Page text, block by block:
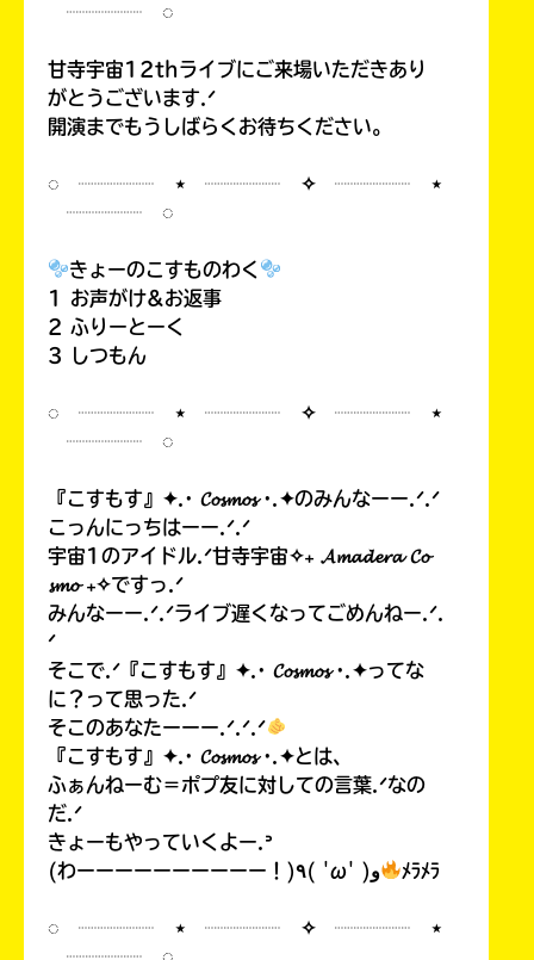
┈┈┈┈ ◌
甘寺宇宙12thライブにご来場いただきあり
がとうございます.ᐟ
開演までもうしばらくお待ちください。
◌ ┈┈┈┈ ⋆ ┈┈┈┈ ✧ ┈┈┈┈ ⋆
┈┈┈┈ ◌
きょーのこすものわく
1 お声がけ&お返事
2 ふりーとーく
3 しつもん
◌ ┈┈┈┈ ⋆ ┈┈┈┈ ✧ ┈┈┈┈ ⋆
┈┈┈┈ ◌
『こすもす』✦.· 𝓒𝓸𝓼𝓶𝓸𝓼 ·.✦のみんなーー.ᐟ.ᐟ
こっんにっちはーー.ᐟ.ᐟ
宇宙1のアイドル.ᐟ甘寺宇宙✧₊ 𝓐𝓶𝓪𝓭𝓮𝓻𝓪 𝓒𝓸
𝓼𝓶𝓸 ₊✧ですっ.ᐟ
みんなーー.ᐟ.ᐟライブ遅くなってごめんねー.ᐟ.
ᐟ
そこで.ᐟ『こすもす』✦.· 𝓒𝓸𝓼𝓶𝓸𝓼 ·.✦ってな
に？って思った.ᐟ
そこのあなたーーー.ᐟ.ᐟ.ᐟ
『こすもす』✦.· 𝓒𝓸𝓼𝓶𝓸𝓼 ·.✦とは、
ふぁんねーむ＝ポプ友に対しての言葉.ᐟなの
だ.ᐟ
きょーもやっていくよー.ᐣ
(わーーーーーーーーーー！)٩( 'ω' )و
ﾒﾗﾒﾗ
◌ ┈┈┈┈ ⋆ ┈┈┈┈ ✧ ┈┈┈┈ ⋆
┈┈┈┈ ◌